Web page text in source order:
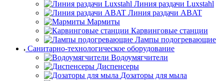
Линия раздачи Luxstahl
Линия раздачи ABAT
Мармиты
Карвинговые станции
Лампы подогревающие
Санитарно-технологическое оборудование
Водоумягчители
Диспенсеры
Дозаторы для мыла